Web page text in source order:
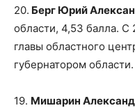
20. Берг Юрий
области, 4,53 балла. С
главы областного
губернатором области.
19. Мишарин